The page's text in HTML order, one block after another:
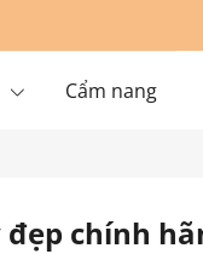
Cẩm nang
chính